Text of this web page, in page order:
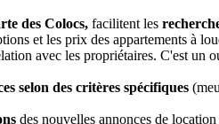
des Colocs, facilitent les
et les prix des appartements à
avec les propriétaires. C'est
selon des critères spécifiques
des nouvelles annonces de